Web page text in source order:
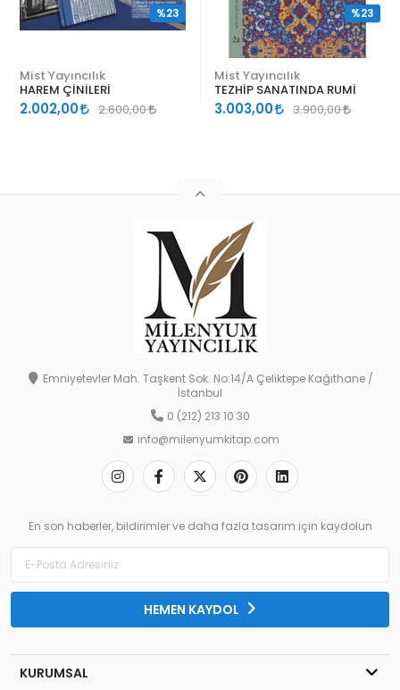
Mist Yayıncılık
HAREM ÇİNİLERİ
2.002,00 2.600,00
%23
Mist Yayıncılık
TEZHİP SANATINDA RUMİ
3.003,00 3.900,00
%23
Emniyetevler Mah. Taşkent Sok. No:14/A Çeliktepe Kağıthane /
İstanbul
0 (212) 213 10 30
info@milenyumkitap.com
En son haberler, bildirimler ve daha fazla tasarım için kaydolun
HEMEN KAYDOL
KURUMSAL